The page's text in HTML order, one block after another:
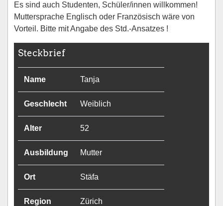
Es sind auch Studenten, Schüler/innen willkommen!
Muttersprache Englisch oder Französisch wäre von
Vorteil. Bitte mit Angabe des Std.-Ansatzes !
Steckbrief
Name Tanja
Geschlecht Weiblich
Alter 52
Ausbildung Mutter
Ort Stäfa
Region Zürich